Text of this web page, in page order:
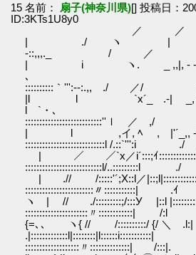
15 名前：
扇子(神奈川県)[] 投稿日：
ID:3KTs1U8y0
／
| ./ ヽ | ＼
-::,,,._ /
| i ヽ. _ ,,|, - ‐,ニ
､
::::::::::｀''':‐-:.,,
|l l `x´_ .-| _,
l `・､
:::::::::::::::::::::::::::''
| l ,イ, ﾍ , |'´_,, -‐‐-..,,
::::::::::::::::::::::::::::l /
| ／ ／`x／i´:::;ｲ:::::::::::::::::
:::::::::::::::::::::::::::l/
| .// /:::::'´;X::l／
::::::::::::::::::::::::〃
ヽ | // ./:::::::::;/:::У |::l
::::::::::::::::::::::〃::::::::::::|
{=､､ ヽ{ // /::::::::::/ {/ ＼ .l:|
.|:::::::::::::l|::::::::|l::::::i:::::::::::|
:::::::::::::::::::〃::::::::::::::| /